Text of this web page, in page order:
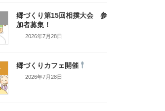
郷づくり第15回相撲大会 参
加者募集！
2026年7月28日
郷づくりカフェ開催
2026年7月28日